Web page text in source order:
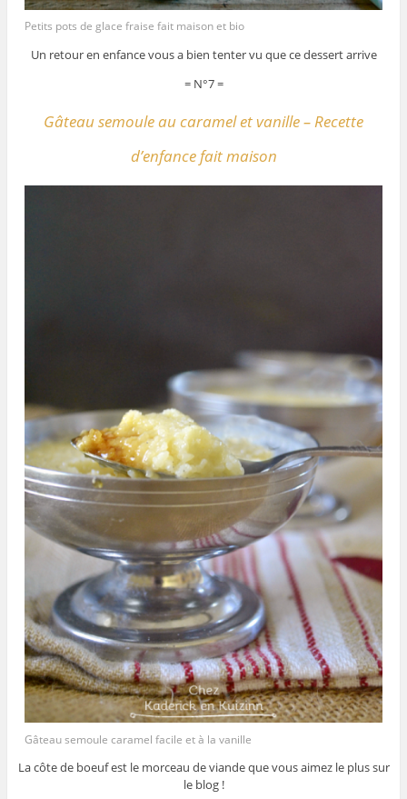
Petits pots de glace fraise fait maison et bio
Un retour en enfance vous a bien tenter vu que ce dessert arrive
= N°7 =
Gâteau semoule au caramel et vanille – Recette
d’enfance fait maison
Gâteau semoule caramel facile et à la vanille
La côte de boeuf est le morceau de viande que vous aimez le plus sur
le blog !